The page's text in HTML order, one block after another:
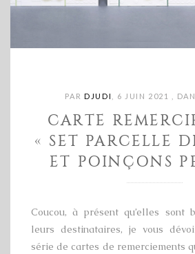
PARDJUDI 6 JUIN 2021
CARTE
« SET PARCELLE
ET POINÇONS
Coucou, à présent qu’elles sont
leurs destinataires, je vous
série de cartes de remerciements